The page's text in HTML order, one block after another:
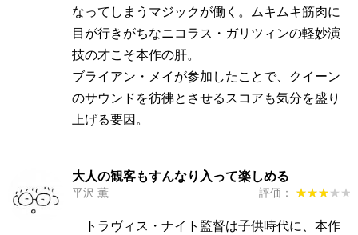
なってしまうマジックが働く。ムキムキ筋肉に
目が行きがちなニコラス・ガリツィンの軽妙演
技の才こそ本作の肝。
ブライアン・メイが参加したことで、クイーン
のサウンドを彷彿とさせるスコアも気分を盛り
上げる要因。
大人の観客もすんなり入って楽しめる
平沢 薫 評価： ★★★★★
★★★★★
トラヴィス・ナイト監督は子供時代に、本作